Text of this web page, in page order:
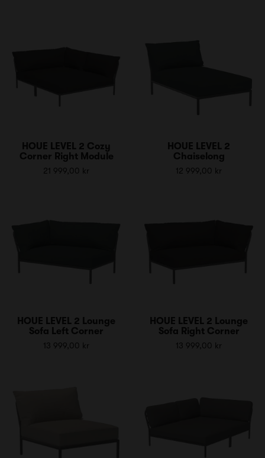
HOUE LEVEL 2 Cozy
Corner Right Module
21 999,00 kr
HOUE LEVEL 2
Chaiselong
12 999,00 kr
HOUE LEVEL 2 Lounge
Sofa Left Corner
13 999,00 kr
HOUE LEVEL 2 Lounge
Sofa Right Corner
13 999,00 kr